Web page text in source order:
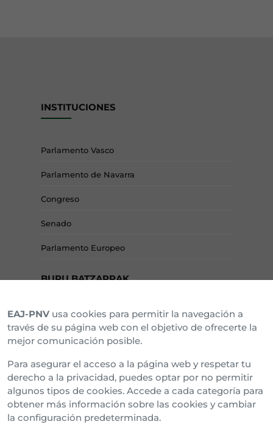
INSTITUCIONES
Parlamento Vasco
Parlamento de Navarra
Congreso
Senado
Parlamento Europeo
BURU BATZARRAK
Araba Buru Batzar
Bizkai Buru Batzar
Gipuzko Buru Batzar
Ipar Buru Batzar
Napar Buru Batzar
EAJ-PNV usa cookies para permitir la navegación a
través de su página web con el objetivo de ofrecerte la
mejor comunicación posible.
Para asegurar el acceso a la página web y respetar tu
derecho a la privacidad, puedes optar por no permitir
algunos tipos de cookies. Accede a cada categoría para
obtener más información sobre las cookies y cambiar
la configuración predeterminada.